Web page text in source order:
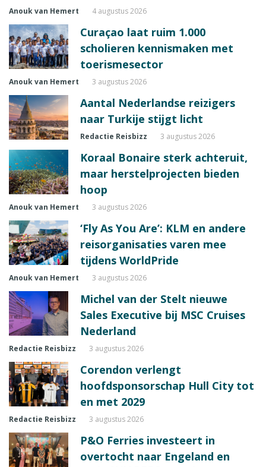
Anouk van Hemert 4 augustus 2026
Curaçao laat ruim 1.000
scholieren kennismaken met
toerismesector
Anouk van Hemert 3 augustus 2026
Aantal Nederlandse reizigers
naar Turkije stijgt licht
Redactie Reisbizz 3 augustus 2026
Koraal Bonaire sterk achteruit,
maar herstelprojecten bieden
hoop
Anouk van Hemert 3 augustus 2026
‘Fly As You Are’: KLM en andere
reisorganisaties varen mee
tijdens WorldPride
Anouk van Hemert 3 augustus 2026
Michel van der Stelt nieuwe
Sales Executive bij MSC Cruises
Nederland
Redactie Reisbizz 3 augustus 2026
Corendon verlengt
hoofdsponsorschap Hull City tot
en met 2029
Redactie Reisbizz 3 augustus 2026
P&O Ferries investeert in
overtocht naar Engeland en